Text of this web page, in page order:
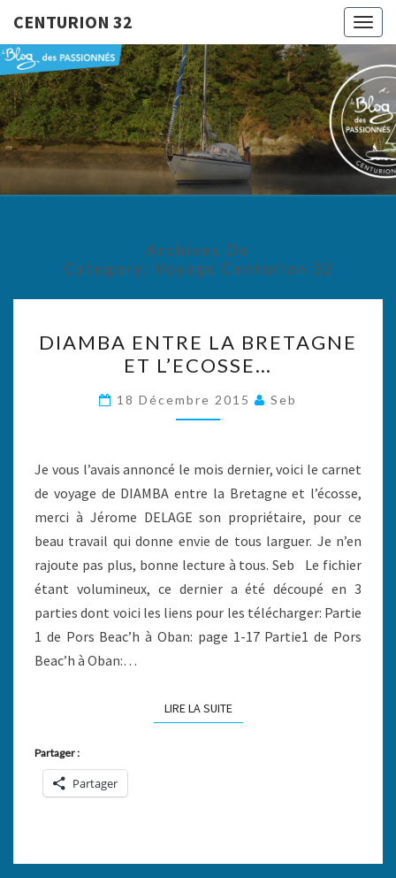
CENTURION 32
32
Le Blog
Des
Passionnés
Archives De
Category: Voyage Centurion 32
ENTRE
LA
BRETAGNE
ET
DIAMBA ENTRE LA BRETAGNE
ET L’ECOSSE…
18 Décembre 2015 Seb
Je vous l’avais annoncé le mois dernier, voici le carnet
de voyage de DIAMBA entre la Bretagne et l’écosse,
merci à Jérome DELAGE son propriétaire, pour ce
beau travail qui donne envie de tous larguer. Je n’en
rajoute pas plus, bonne lecture à tous. Seb Le fichier
étant volumineux, ce dernier a été découpé en 3
parties dont voici les liens pour les télécharger: Partie
1 de Pors Beac’h à Oban: page 1-17 Partie1 de Pors
Beac’h à Oban:…
LIRE LA SUITELIRE LA SUITE
Partager :
Partager